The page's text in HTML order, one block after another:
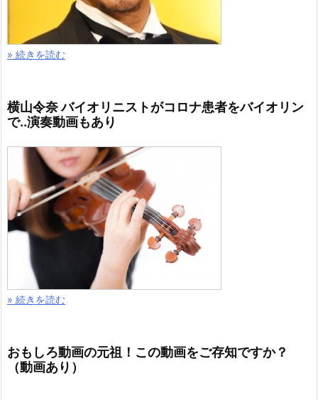
» 続きを読む
横山令奈 バイオリニストがコロナ患者をバイオリン
で..演奏動画もあり
» 続きを読む
おもしろ動画の元祖！この動画をご存知ですか？
（動画あり）